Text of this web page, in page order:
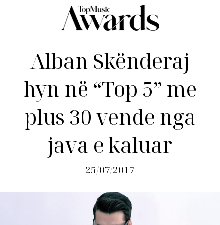
Alban Skënderaj
hyn në “Top 5” me
plus 30 vende nga
java e kaluar
25/07/2017